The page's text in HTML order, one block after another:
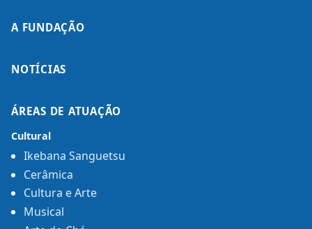
A FUNDAÇÃO
NOTÍCIAS
ÁREAS DE ATUAÇÃO
Cultural
Ikebana Sanguetsu
Cerâmica
Cultura e Arte
Musical